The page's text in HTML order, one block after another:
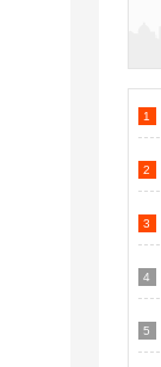
1
2
3
4
5